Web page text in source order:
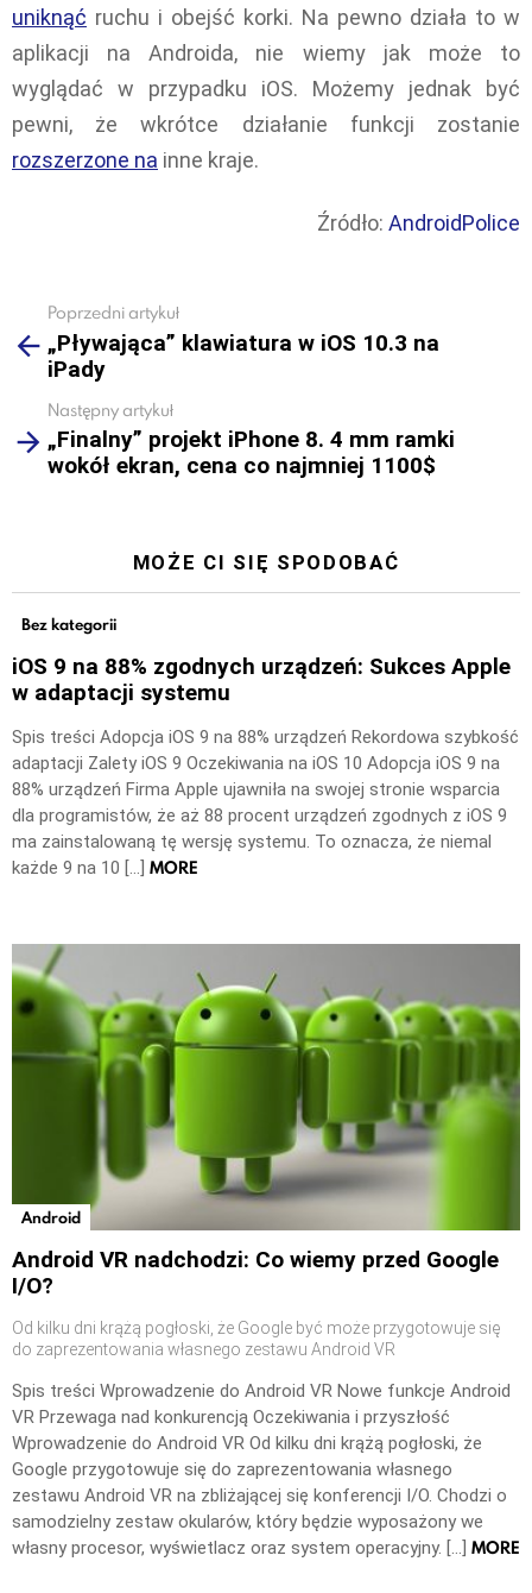
uniknąć ruchu i obejść korki. Na pewno działa to w
aplikacji na Androida, nie wiemy jak może to
wyglądać w przypadku iOS. Możemy jednak być
pewni, że wkrótce działanie funkcji zostanie
rozszerzone na inne kraje.
Źródło: AndroidPolice
more
Poprzedni artykuł
„Pływająca” klawiatura w iOS 10.3 na
iPady
Następny artykuł
„Finalny” projekt iPhone 8. 4 mm ramki
wokół ekran, cena co najmniej 1100$
MOŻE CI SIĘ SPODOBAĆ
Bez kategorii
iOS 9 na 88% zgodnych urządzeń: Sukces Apple
w adaptacji systemu
Spis treści Adopcja iOS 9 na 88% urządzeń Rekordowa szybkość
adaptacji Zalety iOS 9 Oczekiwania na iOS 10 Adopcja iOS 9 na
88% urządzeń Firma Apple ujawniła na swojej stronie wsparcia
dla programistów, że aż 88 procent urządzeń zgodnych z iOS 9
ma zainstalowaną tę wersję systemu. To oznacza, że niemal
każde 9 na 10 […] MORE
Android
Android VR nadchodzi: Co wiemy przed Google
I/O?
Od kilku dni krążą pogłoski, że Google być może przygotowuje się
do zaprezentowania własnego zestawu Android VR
Spis treści Wprowadzenie do Android VR Nowe funkcje Android
VR Przewaga nad konkurencją Oczekiwania i przyszłość
Wprowadzenie do Android VR Od kilku dni krążą pogłoski, że
Google przygotowuje się do zaprezentowania własnego
zestawu Android VR na zbliżającej się konferencji I/O. Chodzi o
samodzielny zestaw okularów, który będzie wyposażony we
własny procesor, wyświetlacz oraz system operacyjny. […] MORE